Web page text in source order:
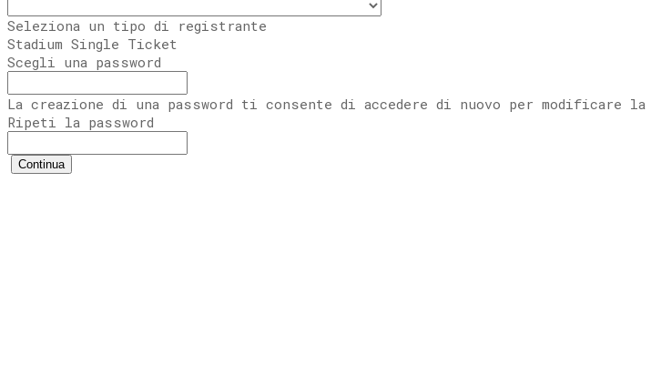
Seleziona un tipo di registrante
Stadium Single Ticket
Scegli una password
La creazione di una password ti consente di accedere di nuovo per
Ripeti la password
Continua